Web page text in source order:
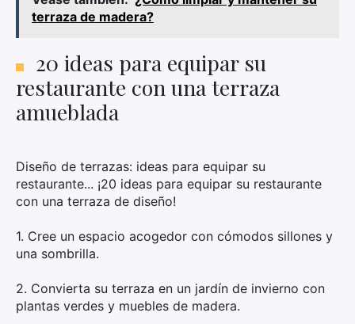
terraza de madera?
20 ideas para equipar su
restaurante con una terraza
amueblada
Diseño de terrazas: ideas para equipar su
restaurante... ¡20 ideas para equipar su restaurante
con una terraza de diseño!
1. Cree un espacio acogedor con cómodos sillones y
una sombrilla.
2. Convierta su terraza en un jardín de invierno con
plantas verdes y muebles de madera.